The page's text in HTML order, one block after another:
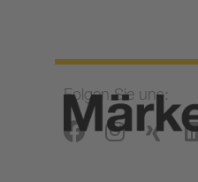
Folgen Sie uns: